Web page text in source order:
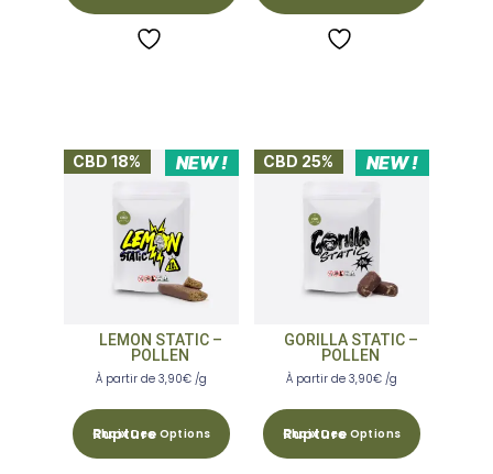
NEW !
CBD 18%
LEMON STATIC –
POLLEN
À partir de 3,90€ /g
Choix Des Options
NEW !
CBD 25%
GORILLA STATIC –
POLLEN
À partir de 3,90€ /g
Choix Des Options